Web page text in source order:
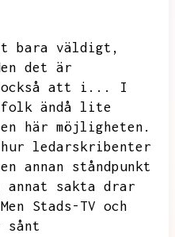
bara väldigt,
det är
att i...
I
folk ändå lite
här möjligheten.
ledarskribenter
annan ståndpunkt
annat sakta drar
Men Stads-TV och
sånt